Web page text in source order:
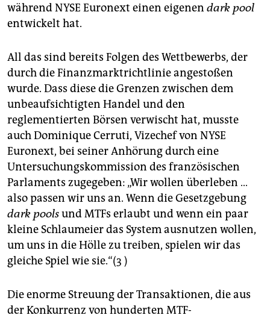
während NYSE Euronext einen eigenen dark pool
entwickelt hat.
All das sind bereits Folgen des Wettbewerbs, der
durch die Finanzmarktrichtlinie angestoßen
wurde. Dass diese die Grenzen zwischen dem
unbeaufsichtigten Handel und den
reglementierten Börsen verwischt hat, musste
auch Dominique Cerruti, Vizechef von NYSE
Euronext, bei seiner Anhörung durch eine
Untersuchungskommission des französischen
Parlaments zugegeben: „Wir wollen überleben …
also passen wir uns an. Wenn die Gesetzgebung
dark poolsund MTFs erlaubt und wenn ein paar
kleine Schlaumeier das System ausnutzen wollen,
um uns in die Hölle zu treiben, spielen wir das
gleiche Spiel wie sie.“(3 )
Die enorme Streuung der Transaktionen, die aus
der Konkurrenz von hunderten MTF-